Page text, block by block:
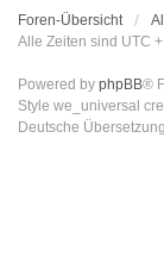
Foren-Übersicht
Alle Zeiten sind UTC
Powered by phpBB®
Style we_universal
Deutsche